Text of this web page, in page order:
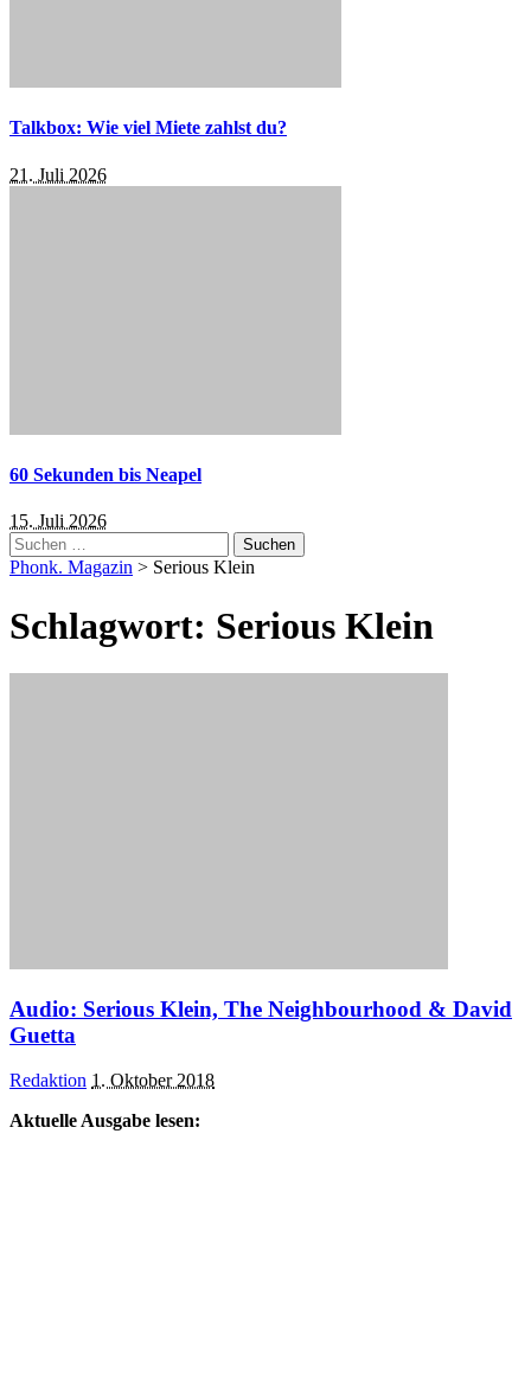
Talkbox: Wie viel Miete zahlst du?
21. Juli 2026
60 Sekunden bis Neapel
15. Juli 2026
Suchen
nach:
Phonk. Magazin > Serious Klein
Schlagwort: Serious Klein
Audio: Serious Klein, The Neighbourhood & David
Guetta
Posted
Redaktion 1. Oktober 2018
Aktuelle Ausgabe lesen: